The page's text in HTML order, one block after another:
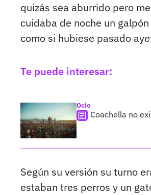
quizás sea aburrido pero
cuidaba de noche un
como si hubiese pasado
Te puede interesar:
Ocio
Coachella no
Según su versión su turno
estaban tres perros y un